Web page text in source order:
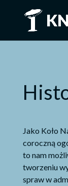
Jako Koło
coroczną
to nam
tworzeniu
spraw w